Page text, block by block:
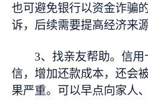
也可避免银行以资金诈骗
诉，后续需要提高经济来
3、找亲友帮助。信
信，增加还款成本，还会
果严重。可以早点向家人